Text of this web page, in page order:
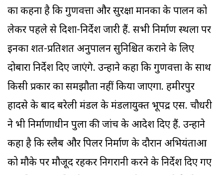
का कहना है कि गुणवत्ता और सुरक्षा मानकों के पालन को
लेकर पहले से दिशा-निर्देश जारी हैं. सभी निर्माण स्थलों पर
इनका शत-प्रतिशत अनुपालन सुनिश्चित कराने के लिए
दोबारा निर्देश दिए जाएंगे. उन्होंने कहा कि गुणवत्ता के साथ
किसी प्रकार का समझौता नहीं किया जाएगा. हमीरपुर
हादसे के बाद बरेली मंडल के मंडलायुक्त भूपेंद्र एस. चौधरी
ने भी निर्माणाधीन पुलों की जांच के आदेश दिए हैं. उन्होंने
कहा है कि स्लैब और पिलर निर्माण के दौरान अभियंताओं
को मौके पर मौजूद रहकर निगरानी करने के निर्देश दिए गए